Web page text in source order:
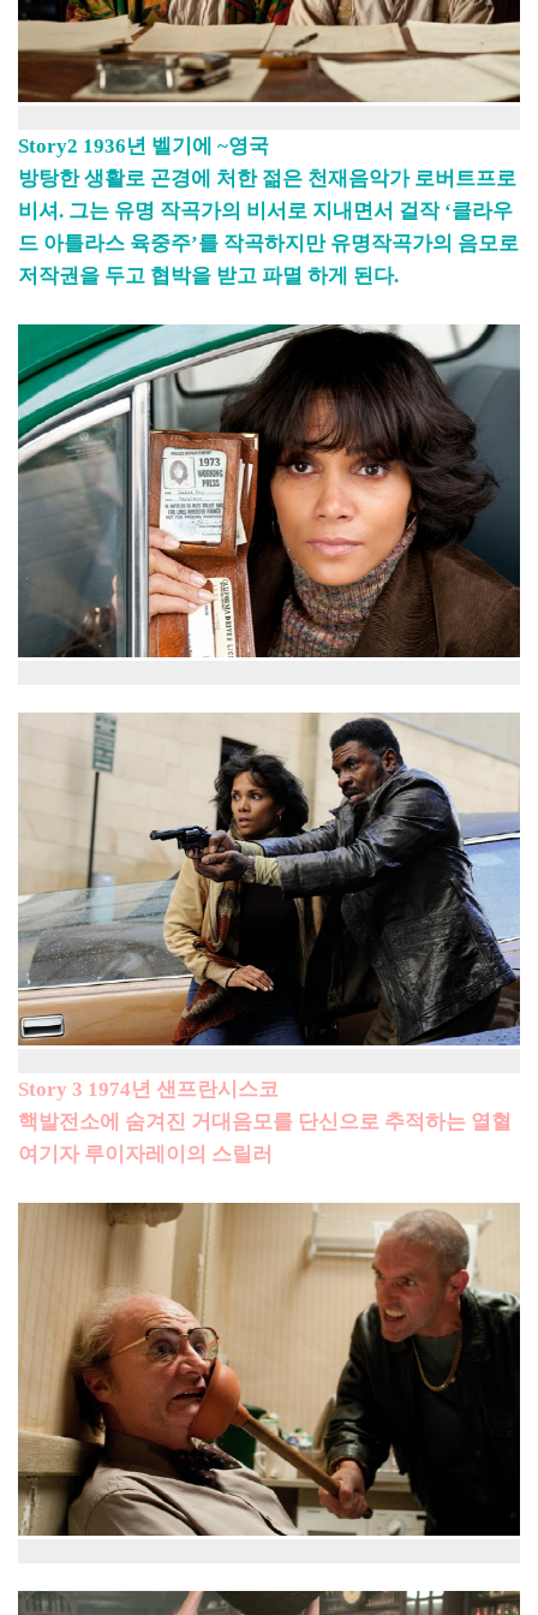
Story2 1936년 벨기에 ~영국
방탕한 생활로 곤경에 처한 젊은 천재음악가 로버트프로
비셔. 그는 유명 작곡가의 비서로 지내면서 걸작 ‘클라우
드 아틀라스 육중주’를 작곡하지만 유명작곡가의 음모로
저작권을 두고 협박을 받고 파멸 하게 된다.
Story 3 1974년 샌프란시스코
핵발전소에 숨겨진 거대음모를 단신으로 추적하는 열혈
여기자 루이자레이의 스릴러